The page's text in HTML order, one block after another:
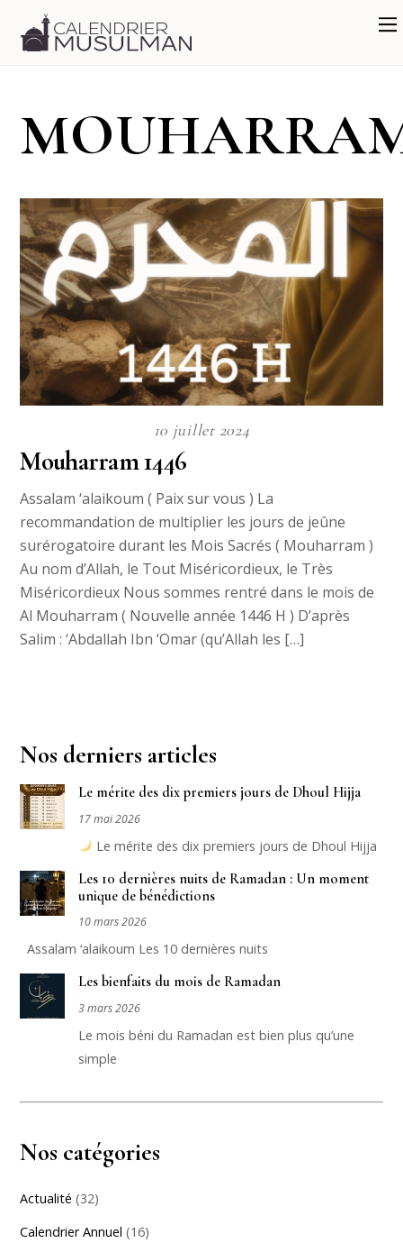
10 juillet 2024
Mouharram 1446
Assalam ‘alaikoum ( Paix sur vous ) La
recommandation de multiplier les jours de jeûne
surérogatoire durant les Mois Sacrés ( Mouharram )
Au nom d’Allah, le Tout Miséricordieux, le Très
Miséricordieux Nous sommes rentré dans le mois de
Al Mouharram ( Nouvelle année 1446 H ) D’après
Salim : ‘Abdallah Ibn ‘Omar (qu’Allah les […]
Nos derniers articles
Le mérite des dix premiers jours de Dhoul Hijja
17 mai 2026
Le mérite des dix premiers jours de Dhoul Hijja
Les 10 dernières nuits de Ramadan : Un moment
unique de bénédictions
10 mars 2026
Assalam ‘alaikoum Les 10 dernières nuits
Les bienfaits du mois de Ramadan
3 mars 2026
Le mois béni du Ramadan est bien plus qu’une
simple
Nos catégories
Actualité (32)
Calendrier Annuel (16)